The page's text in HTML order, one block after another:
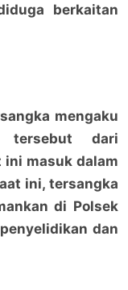
berkaitan
mengaku
tersebut dari
masuk dalam
ini, tersangka
di Polsek
dan